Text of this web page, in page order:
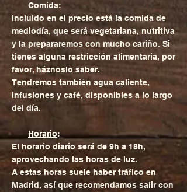
Comida:
Incluido en el precio está la comida de
mediodía, que será vegetariana, nutritiva
y la prepararemos con mucho cariño. Si
tienes alguna restricción alimentaria, por
favor, háznoslo saber.
Tendremos también agua caliente,
infusiones y café, disponibles a lo largo
del día.
Horario:
El horario diario será de 9h a 18h,
aprovechando las horas de luz.
A estas horas suele haber tráfico en
Madrid, así que recomendamos salir con